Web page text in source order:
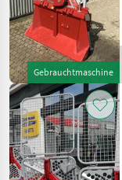
Gebrauchtmaschine